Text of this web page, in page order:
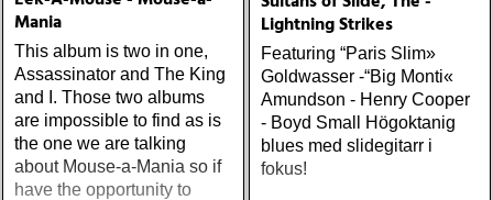
Mania
This album is two in one,
Assassinator and The King
and I. Those two albums
are impossible to find as is
the one we are talking
about Mouse-a-Mania so if
have the opportunity to
Lightning Strikes
Featuring “Paris Slim»
Goldwasser -“Big Monti«
Amundson - Henry Cooper
- Boyd Small Högoktanig
blues med slidegitarr i
fokus!